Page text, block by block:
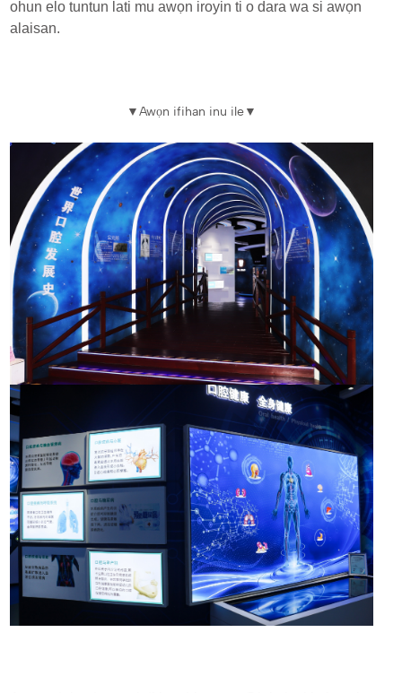
ohun elo tuntun lati mu awọn iroyin ti o dara wa si awọn
alaisan.
▼Awọn ifihan inu ile▼